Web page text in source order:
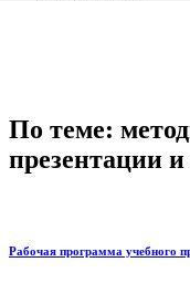
По теме:
презентации
Рабочая программа учебного